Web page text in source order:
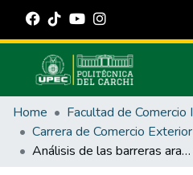
Communities & Collections
All of DSpace
Statistics
Home
Carrera de Comercio Exterior
Análisis de las barreras arancelarias en la importación de los productos cosméticos provenientes de la Unión Europa para la comercialización en el distrito metropolitano de Quito.